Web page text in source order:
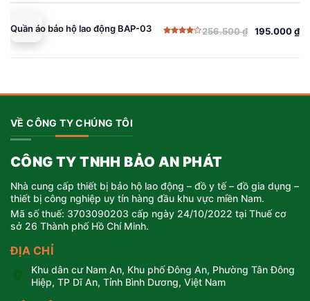
Quần áo bảo hộ lao động BAP-03
hạng
256.500₫
Giá
gốc
là:
195.000₫
Giá
hiện
tại
VỀ CÔNG TY CHÚNG TÔI
CÔNG TY TNHH BẢO AN PHÁT
Nhà cung cấp thiết bị bảo hộ lao động – đồ y tế – đồ gia dụng –
thiết bị công nghiệp uy tín hàng đầu khu vực miền Nam.
Mã số thuế: 3703090203 cấp ngày 24/10/2022 tại Thuế cơ
sở 26 Thành phố Hồ Chí Minh.
ĐỊA CHỈ
Khu dân cư Nam An, Khu phố Đông An, Phường Tân Đông
Hiệp, TP Dĩ An, Tỉnh Bình Dương, Việt Nam